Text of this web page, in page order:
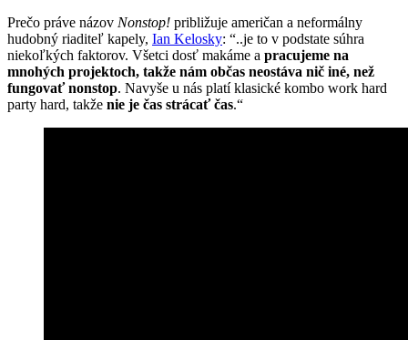
Prečo práve názov Nonstop! približuje američan a neformálny
hudobný riaditeľ kapely, Ian Kelosky: “..je to v podstate súhra
niekoľkých faktorov. Všetci dosť makáme a pracujeme na
mnohých projektoch, takže nám občas neostáva nič iné, než
fungovať nonstop. Navyše u nás platí klasické kombo work hard
party hard, takže nie je čas strácať čas.“